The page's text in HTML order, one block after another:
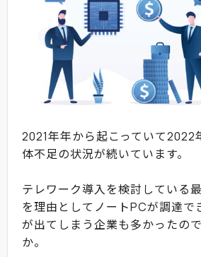
2021年年から起こっていて2022
体不足の状況が続いています。
テレワーク導入を検討している
を理由としてノートPCが調達で
が出てしまう企業も多かったの
か。